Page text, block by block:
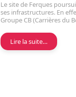
Le site de Ferques
ses infrastructures. En
Groupe CB (Carrières du
Lire la suite…